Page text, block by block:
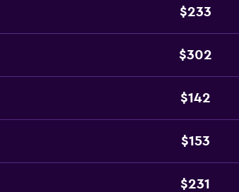
$233
$302
$142
$153
$231